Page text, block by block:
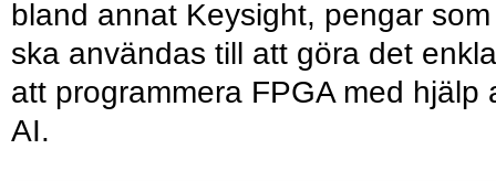
bland annat Keysight, pengar som
ska användas till att göra det
att programmera FPGA med hjälp
AI.